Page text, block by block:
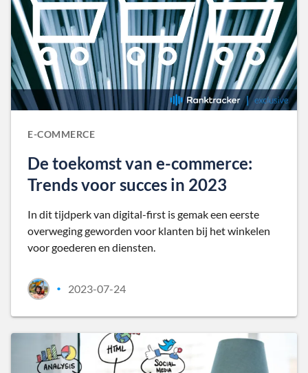
E-COMMERCE
De toekomst van e-commerce:
Trends voor succes in 2023
In dit tijdperk van digital-first is gemak een eerste
overweging geworden voor klanten bij het winkelen
voor goederen en diensten.
• 2023-07-24